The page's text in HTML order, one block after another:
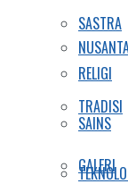
SASTRA
RELIGI
SAINS
TRADISI
GALERI